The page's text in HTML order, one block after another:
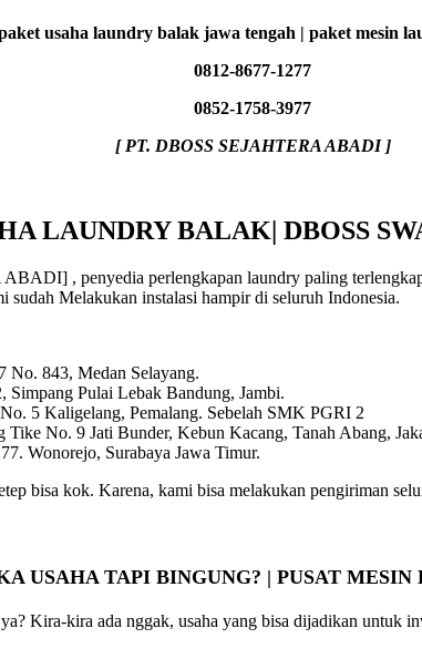
usaha laundry balak jawa tengah | paket mesin
0812-8677-1277
0852-1758-3977
[ PT. DBOSS SEJAHTERA ABADI ]
LAUNDRY BALAK| DBOSS
, penyedia perlengkapan laundry paling
Melakukan instalasi hampir di seluruh Indonesia.
No. 843, Medan Selayang.
Simpang Pulai Lebak Bandung, Jambi.
5 Kaligelang, Pemalang. Sebelah SMK PGRI 2
Tike No. 9 Jati Bunder, Kebun Kacang, Tanah Abang,
Wonorejo, Surabaya Jawa Timur.
bisa kok. Karena, kami bisa melakukan pengiriman
USAHA TAPI BINGUNG? | PUSAT
Kira-kira ada nggak, usaha yang bisa dijadikan untuk